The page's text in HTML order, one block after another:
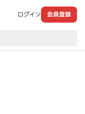
ログイン 会員登録